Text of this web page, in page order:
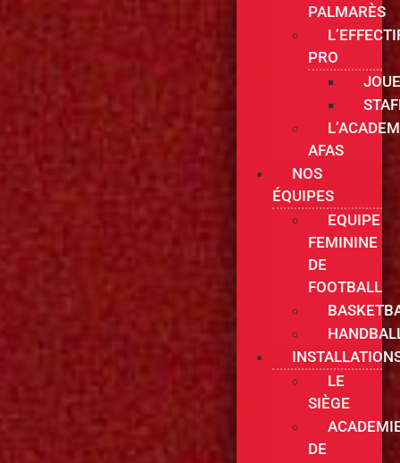
PALMARÈS
PRO
AFAS
NOS
ÉQUIPES
EQUIPE
FEMININE
DE
FOOTBALL
LE
SIÈGE
DE